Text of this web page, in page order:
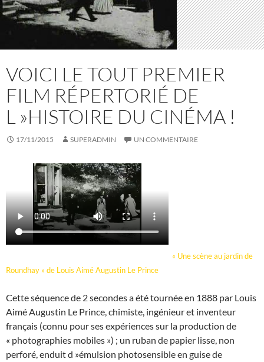
VOICI LE TOUT PREMIER
FILM RÉPERTORIÉ DE
L »HISTOIRE DU CINÉMA !
17/11/2015 SUPERADMIN UN COMMENTAIRE
« Une scène au jardin de
Roundhay » de Louis Aimé Augustin Le Prince
Cette séquence de 2 secondes a été tournée en 1888 par Louis
Aimé Augustin Le Prince, chimiste, ingénieur et inventeur
français (connu pour ses expériences sur la production de
« photographies mobiles ») ; un ruban de papier lisse, non
perforé, enduit d »émulsion photosensible en guise de